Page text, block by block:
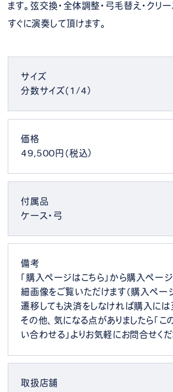
ます。弦交換・全体調整・弓毛替え・クリー
すぐに演奏して頂けます。
サイズ
分数サイズ（1/4）
価格
49,500円（税込）
付属品
ケース・弓
備考
「購入ページはこちら」から購入ペー
細画像をご覧いただけます（購入ページ
遷移しても決済をしなければ購入には至
その他、気になる点がありましたら「
い合わせる」よりお気軽にお問合せくだ
取扱店舗